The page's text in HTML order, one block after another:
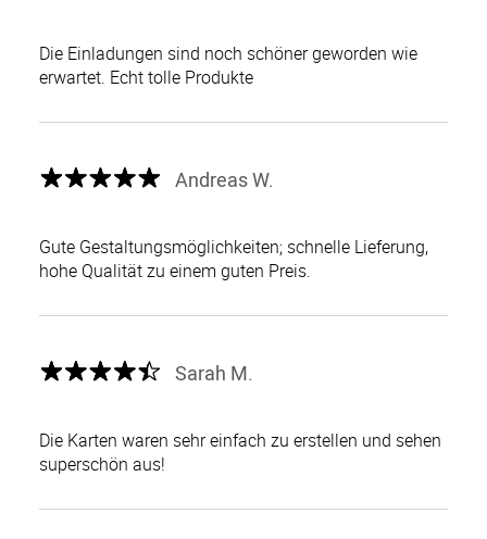
Die Einladungen sind noch schöner geworden wie
erwartet. Echt tolle Produkte
Andreas W.
Gute Gestaltungsmöglichkeiten; schnelle Lieferung,
hohe Qualität zu einem guten Preis.
Sarah M.
Die Karten waren sehr einfach zu erstellen und sehen
superschön aus!